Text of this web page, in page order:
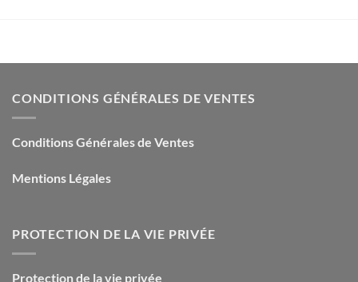
CONDITIONS GÉNÉRALES DE VENTES
Conditions Générales de Ventes
Mentions Légales
PROTECTION DE LA VIE PRIVÉE
Protection de la vie privée